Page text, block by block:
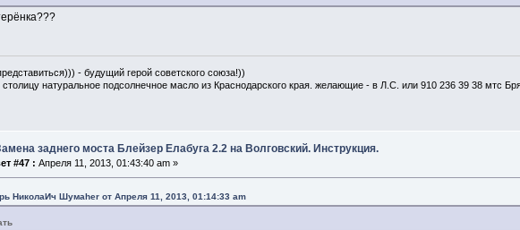
- будущий герой советского союза!))
столицу натуральное подсолнечное масло из Краснодарского края. желающие - в Л.С. или 910 236 39 38 мтс
заднего моста Блейзер Елабуга 2.2 на Волговский. Инструкция.
#47 : Апреля 11, 2013, 01:43:40 am »
НиколаИч Шумаher от Апреля 11, 2013, 01:14:33 am